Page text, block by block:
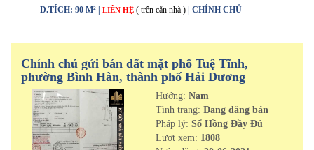
D.TÍCH: 90 M² | LIÊN HỆ ( trên căn nhà ) | CHÍNH CHỦ
Chính chủ gửi bán đất mặt phố Tuệ Tĩnh,
phường Bình Hàn, thành phố Hải Dương
Hướng: Nam
Tình trạng: Đang đăng bán
Pháp lý: Sổ Hồng Đầy Đủ
Lượt xem: 1808